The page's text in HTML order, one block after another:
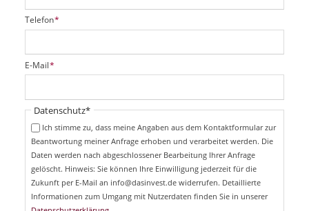
P
f
i
c
t
f
Telefon*
P
f
i
E-Mail*
Pflichtfeld
Datenschutz*
Ich stimme zu, dass meine Angaben aus dem Kontaktformular zur
Beantwortung meiner Anfrage erhoben und verarbeitet werden. Die
Daten werden nach abgeschlossener Bearbeitung Ihrer Anfrage
gelöscht. Hinweis: Sie können Ihre Einwilligung jederzeit für die
Zukunft per E-Mail an info@dasinvest.de widerrufen. Detaillierte
Informationen zum Umgang mit Nutzerdaten finden Sie in unserer